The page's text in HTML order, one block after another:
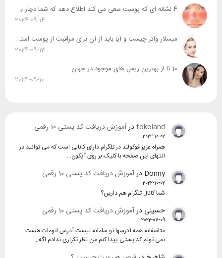
4 نشانه ای که پوست سعی می کند اطلاع دهد که شما دچار بیماری روزاسه شدید
2024-09-14
میسلار واتر چیست و آیا باید از آن برای مراقبت از پوست استفاده کرد ؟
2024-09-13
10 تا از بهترین ریمل های موجود در جهان
2024-09-10
fokolandدرآموزش دریافت کد پستی 10 رقمی
2022-10-02
همراه عزیز فوکولند در تلگرام دارای کانالی است که می توانید در
انتهای این صفحه با کلیک بر روی آیکون…
Donny درآموزش دریافت کد پستی 10 رقمی
2022-10-02
شما کانال تلگرام هم دارین؟
حسینی درآموزش دریافت کد پستی 10 رقمی
2022-07-09
متاسفانه همه آدرسها تو سامانه نیست آدرس اتومات هست
نمی تونم کد پستی پیدا کنم من نظر تکراری ندادم اگه…